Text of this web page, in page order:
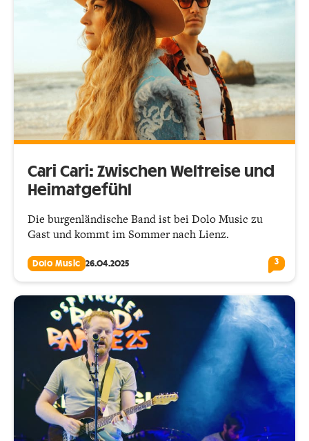
Cari Cari: Zwischen Weltreise und
Heimatgefühl
Die burgenländische Band ist bei Dolo Music zu
Gast und kommt im Sommer nach Lienz.
Dolo Music 26.04.2025 3